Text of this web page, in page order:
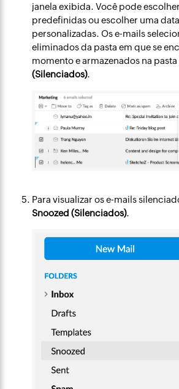
janela exibida. Você pode
predefinidas ou escolher uma
personalizadas. Os e-mails
eliminados da pasta em que se
momento e armazenados na pasta
(Silenciados).
Para visualizar os e-mails
Snoozed (Silenciados).